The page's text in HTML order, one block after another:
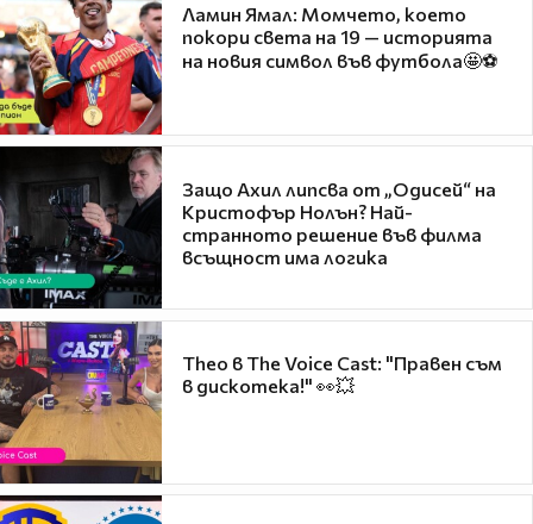
Ламин Ямал: Момчето, което
покори света на 19 — историята
на новия символ във футбола🤩⚽
Защо Ахил липсва от „Одисей“ на
Кристофър Нолън? Най-
странното решение във филма
всъщност има логика
Theo в The Voice Cast: "Правен съм
в дискотека!" 👀💥